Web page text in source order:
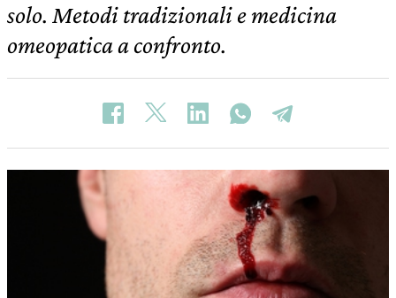
solo. Metodi tradizionali e medicina
omeopatica a confronto.